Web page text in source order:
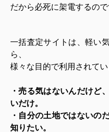
だから必死に架電するので
一括査定サイトは、軽い
ら、
様々な目的で利用されてい
・売る気はないんだけど
いだけ。
・自分の土地ではないの
知りたい。